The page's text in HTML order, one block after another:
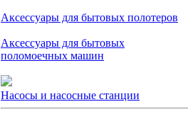
Аксессуары для бытовых полотеров
Аксессуары для бытовых
поломоечных машин
Насосы и насосные станции